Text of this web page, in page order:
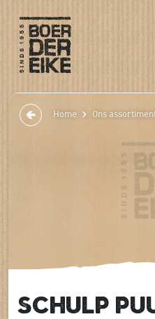
Home Ons
Schulp